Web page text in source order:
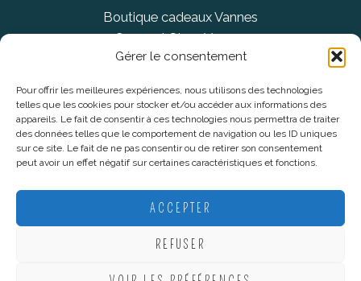
Gérer le consentement
Pour offrir les meilleures expériences, nous utilisons des technologies
telles que les cookies pour stocker et/ou accéder aux informations des
appareils. Le fait de consentir à ces technologies nous permettra de traiter
des données telles que le comportement de navigation ou les ID uniques
sur ce site. Le fait de ne pas consentir ou de retirer son consentement
peut avoir un effet négatif sur certaines caractéristiques et fonctions.
ACCEPTER
REFUSER
Boutique cadeaux Vannes
Concept Store Vannes
Informations légales
CGV
Politique De Confidentialité
Plan du site